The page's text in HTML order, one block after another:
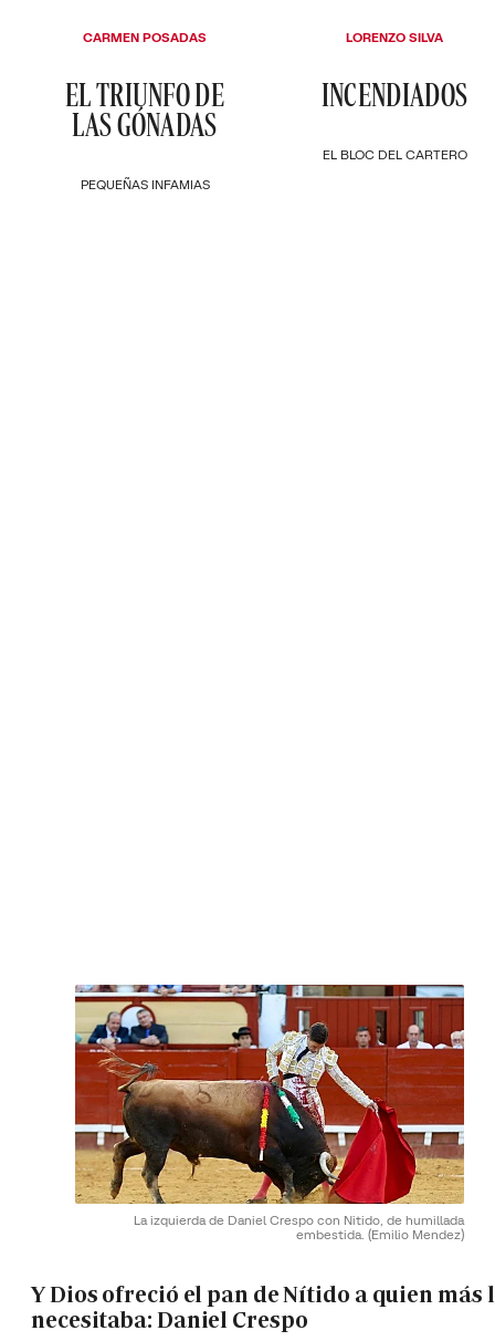
PEQUEÑAS INFAMIAS
EL TRIUNFO DE
LAS GÓNADAS
CARMEN POSADAS
EL BLOC DEL CARTERO
INCENDIADOS
LORENZO SILVA
La izquierda de Daniel Crespo con Nitido, de humillada
embestida. (Emilio Mendez)
Y Dios ofreció el pan de Nítido a quien más
necesitaba: Daniel Crespo